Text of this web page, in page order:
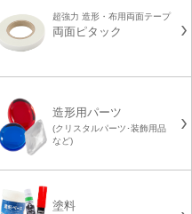
超強力 造形・布用両面テープ
両面ピタック
造形用パーツ
(クリスタルパーツ･装飾用品
など)
塗料